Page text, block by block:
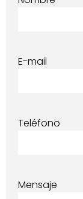
E-mail
Teléfono
Mensaje